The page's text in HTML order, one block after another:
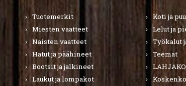
Tuotemerkit
Miesten vaatteet
Naisten vaatteet
Hatut ja päähineet
Bootsit ja jalkineet
Laukut ja lompakot
Koti ja
Lelut ja
Työkalut
Teemat